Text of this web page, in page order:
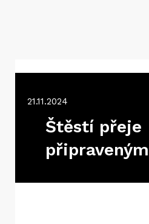
21.11.2024
Štěstí přeje
připraveným